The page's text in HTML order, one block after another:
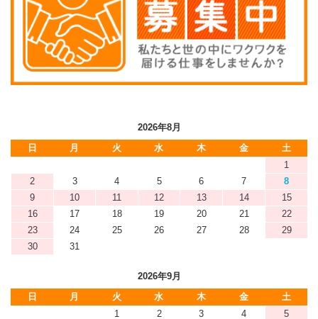
2026年8月
日
月 火 水 木 金
土
1
2
3 4 5 6 7
8
9
10 11 12 13 14
15
16
17 18 19 20 21
22
23
24 25 26 27 28
29
30
31
2026年9月
日
月 火 水 木 金
土
1
2 3 4
5